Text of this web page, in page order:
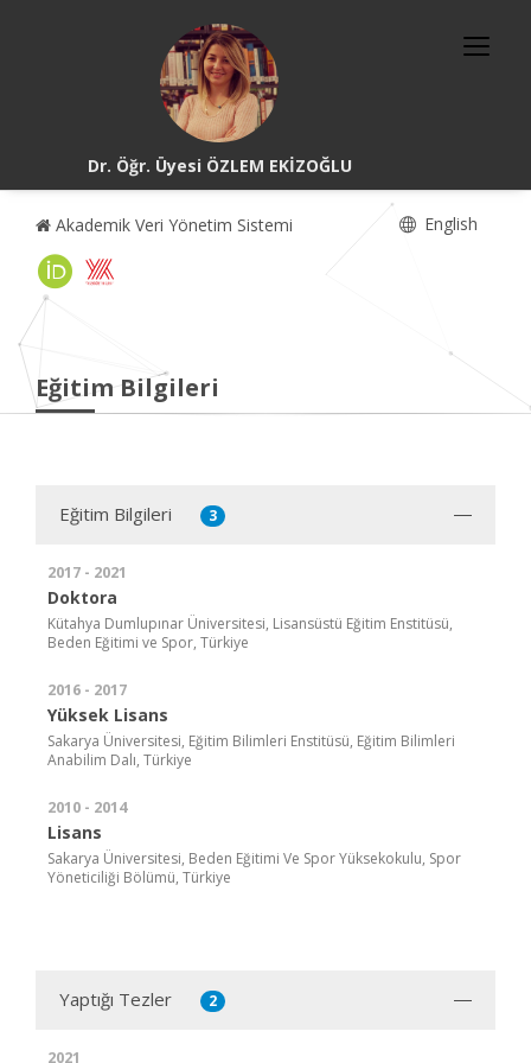
Dr. Öğr. Üyesi ÖZLEM EKİZOĞLU
Akademik Veri Yönetim Sistemi English
Eğitim Bilgileri
Eğitim Bilgileri 3
2017 - 2021
Doktora
Kütahya Dumlupınar Üniversitesi, Lisansüstü Eğitim Enstitüsü,
Beden Eğitimi ve Spor, Türkiye
2016 - 2017
Yüksek Lisans
Sakarya Üniversitesi, Eğitim Bilimleri Enstitüsü, Eğitim Bilimleri
Anabilim Dalı, Türkiye
2010 - 2014
Lisans
Sakarya Üniversitesi, Beden Eğitimi Ve Spor Yüksekokulu, Spor
Yöneticiliği Bölümü, Türkiye
Yaptığı Tezler 2
2021